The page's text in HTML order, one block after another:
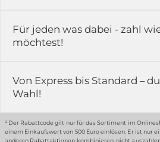
Rückgabe & Reklamation
Widerrufsrecht
Datenschutz-Einstellung
Kontakt
Karriere
Gewerbekunden
Grounding Page
in der Ausstellung...
51789 Lindlar
Hinweis:
Für jeden was dabei - zahl
möchtest!
Von Express bis Standard –
Wahl!
¹ Der Rabattcode gilt nur für das Sortiment im
einem Einkaufswert von 500 Euro einlösen. Er ist nur